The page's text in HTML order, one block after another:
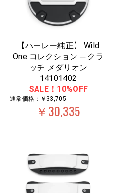
【ハーレー純正】 Wild
One コレクション ─ クラ
ッチ メダリオン
14101402
SALE！10%OFF
通常価格：￥33,705
￥30,335